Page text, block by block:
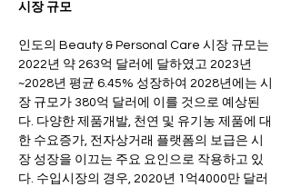
시장 규모
인도의 Beauty & Personal Care 시장 규모는
2022년 약 263억 달러에 달하였고 2023년
~2028년 평균 6.45% 성장하여 2028년에는 시
장 규모가 380억 달러에 이를 것으로 예상된
다. 다양한 제품개발, 천연 및 유기농 제품에 대
한 수요증가, 전자상거래 플랫폼의 보급은 시
장 성장을 이끄는 주요 요인으로 작용하고 있
다. 수입시장의 경우, 2020년 1억4000만 달러